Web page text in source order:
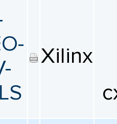
Xilinx